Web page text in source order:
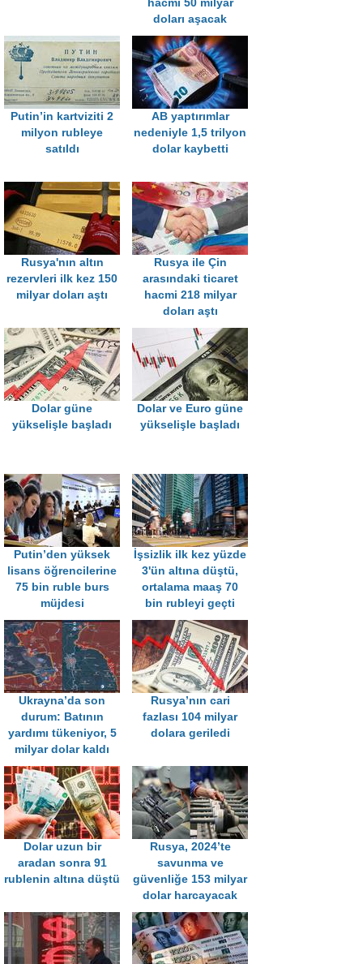
hacmi 50 milyar
doları aşacak
Putin’in kartviziti 2
milyon rubleye
satıldı
AB yaptırımlar
nedeniyle 1,5 trilyon
dolar kaybetti
Rusya'nın altın
rezervleri ilk kez 150
milyar doları aştı
Rusya ile Çin
arasındaki ticaret
hacmi 218 milyar
doları aştı
Dolar güne
yükselişle başladı
Dolar ve Euro güne
yükselişle başladı
Putin’den yüksek
lisans öğrencilerine
75 bin ruble burs
müjdesi
İşsizlik ilk kez yüzde
3'ün altına düştü,
ortalama maaş 70
bin rubleyi geçti
Ukrayna’da son
durum: Batının
yardımı tükeniyor, 5
milyar dolar kaldı
Rusya’nın cari
fazlası 104 milyar
dolara geriledi
Dolar uzun bir
aradan sonra 91
rublenin altına düştü
Rusya, 2024’te
savunma ve
güvenliğe 153 milyar
dolar harcayacak